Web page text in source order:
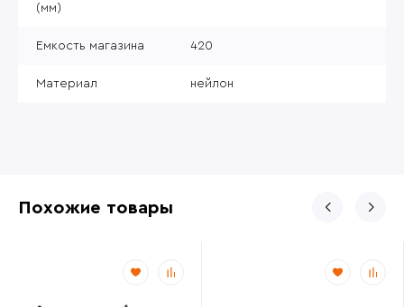
(мм)
Емкость магазина 420
Материал нейлон
Похожие товары